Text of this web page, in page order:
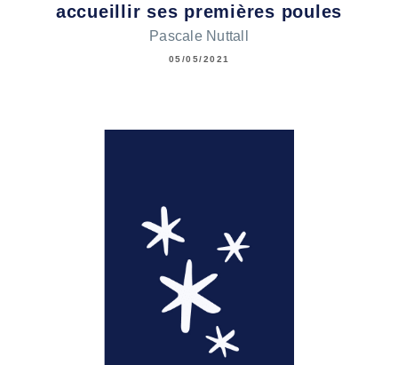
accueillir ses premières poules
Pascale Nuttall
05/05/2021